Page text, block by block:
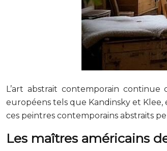
L’art abstrait contemporain
européens tels que Kandinsky et
ces peintres contemporains abstraits
Les maîtres américains